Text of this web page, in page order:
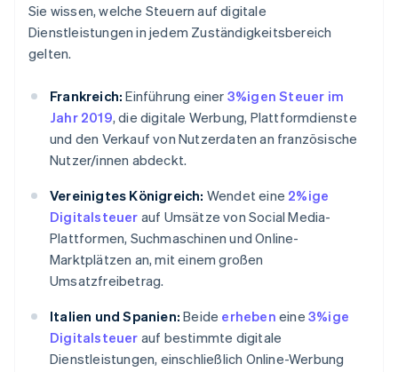
Sie wissen, welche Steuern auf digitale
Dienstleistungen in jedem Zuständigkeitsbereich
gelten.
Frankreich: Einführung einer 3%igen Steuer im
Jahr 2019, die digitale Werbung, Plattformdienste
und den Verkauf von Nutzerdaten an französische
Nutzer/innen abdeckt.
Vereinigtes Königreich: Wendet eine 2%ige
Digitalsteuer auf Umsätze von Social Media-
Plattformen, Suchmaschinen und Online-
Marktplätzen an, mit einem großen
Umsatzfreibetrag.
Italien und Spanien: Beide erheben eine3%ige
Digitalsteuer auf bestimmte digitale
Dienstleistungen, einschließlich Online-Werbung